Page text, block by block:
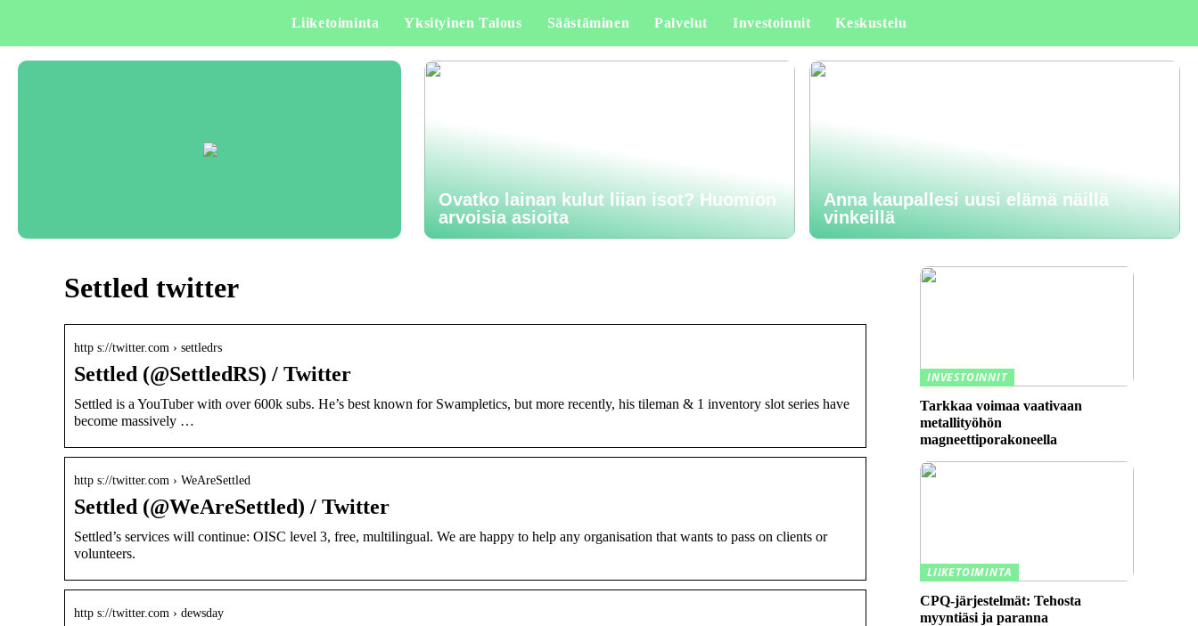
Liiketoiminta Yksityinen Talous Säästäminen Palvelut Investoinnit Keskustelu
Ovatko lainan kulut liian isot? Huomion
arvoisia asioita
Anna kaupallesi uusi elämä näillä
vinkeillä
Settled twitter
http s://twitter.com › settledrs
Settled (@SettledRS) / Twitter
Settled is a YouTuber with over 600k subs. He’s best known for Swampletics, but more recently, his tileman & 1 inventory slot series have
become massively …
http s://twitter.com › WeAreSettled
Settled (@WeAreSettled) / Twitter
Settled’s services will continue: OISC level 3, free, multilingual. We are happy to help any organisation that wants to pass on clients or
volunteers.
http s://twitter.com › dewsday
INVESTOINNIT
Tarkkaa voimaa vaativaan
metallityöhön
magneettiporakoneella
LIIKETOIMINTA
CPQ-järjestelmät: Tehosta
myyntiäsi ja paranna